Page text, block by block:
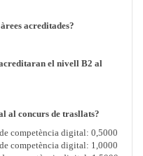
acreditades?
el nivell B2 al
al concurs de trasllats?
competència digital: 0,5000
competència digital: 1,0000